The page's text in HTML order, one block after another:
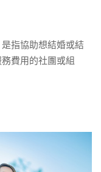
指協助想結婚或結
費用的社團或組